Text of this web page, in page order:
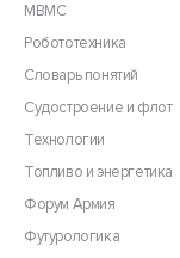
МВМС
Робототехника
Словарь понятий
Судостроение и флот
Технологии
Топливо и энергетика
Форум Армия
Футурологика